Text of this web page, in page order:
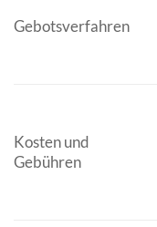
Gebotsverfahren
Kosten und
Gebühren